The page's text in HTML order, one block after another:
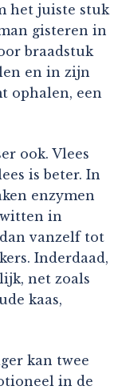
het juiste stuk
gisteren in
braadstuk
en in zijn
ophalen, een
ook. Vlees
is beter. In
enzymen
in
vanzelf tot
Inderdaad,
net zoals
kaas,
kan twee
in de